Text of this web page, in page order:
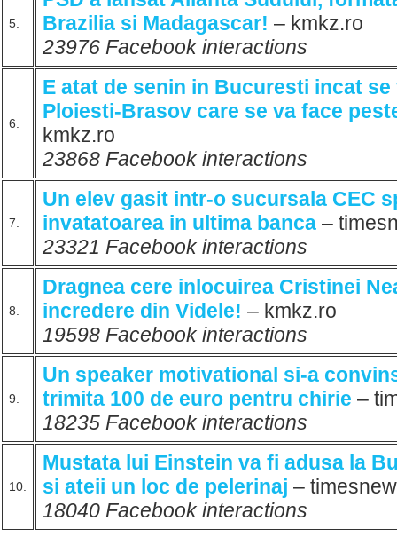
5.
Brazilia si Madagascar! – kmkz.ro
23976 Facebook interactions
6.
E atat de senin in Bucuresti incat
Ploiesti-Brasov care se va face
kmkz.ro
23868 Facebook interactions
7.
Un elev gasit intr-o sucursala CEC
invatatoarea in ultima banca –
23321 Facebook interactions
8.
Dragnea cere inlocuirea Cristinei
incredere din Videle! – kmkz.ro
19598 Facebook interactions
9.
Un speaker motivational si-a
trimita 100 de euro pentru chirie –
18235 Facebook interactions
10.
Mustata lui Einstein va fi adusa la
si ateii un loc de pelerinaj –
18040 Facebook interactions